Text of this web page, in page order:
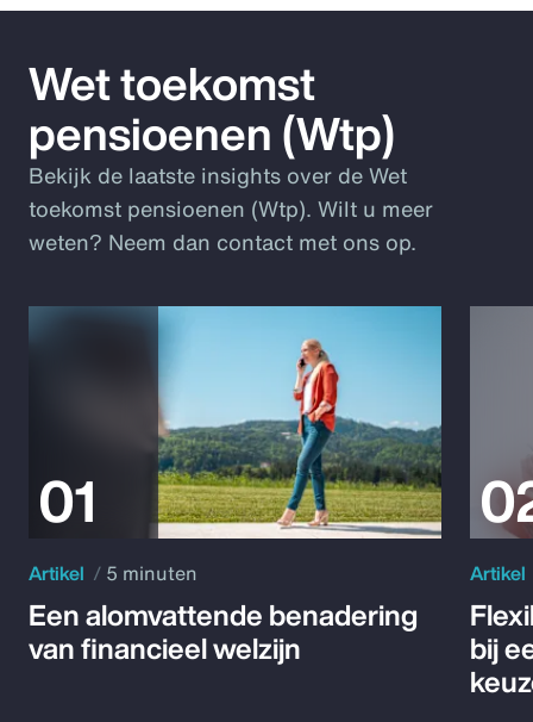
Wet toekomst
pensioenen (Wtp)
Bekijk de laatste insights over de Wet
toekomst pensioenen (Wtp). Wilt u meer
weten? Neem dan contact met ons op.
Artikel 5 minuten
Een alomvattende benadering
van financieel welzijn
Artikel
bij